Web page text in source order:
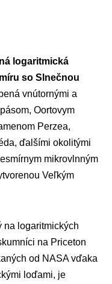
logaritmická
so Slnečnou
vnútornými a
Oortovym
Perzea,
ďalšími okolitými
mikrovlnným
Veľkým
na logaritmických
na Priceton
od NASA vďaka
loďami, je